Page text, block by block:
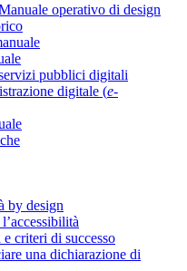
operativo di design
pubblici digitali
digitale (e-
by design
criteri di successo
una dichiarazione di